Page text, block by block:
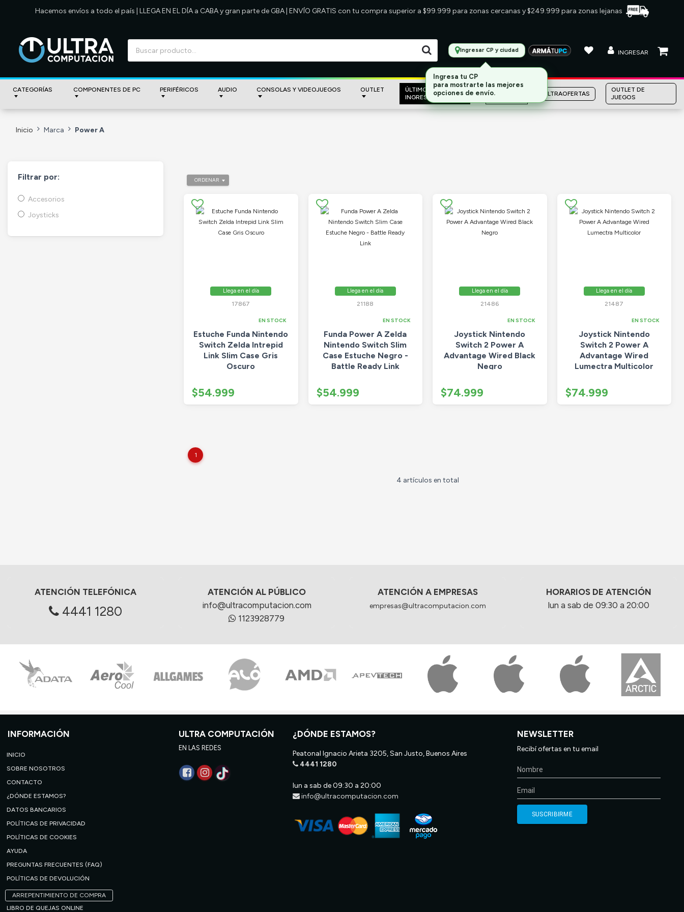
Hacemos envíos a todo el país | LLEGA EN EL DÍA a CABA y gran parte de GBA | ENVÍO GRATIS con tu compra superior a $99.999 para zonas cercanas y $249.999 para zonas lejanas
Ingresar CP y ciudad INGRESAR
CATEGORÍAS COMPONENTES DE PC PERIFÉRICOS AUDIO CONSOLAS Y VIDEOJUEGOS OUTLET
ÚLTIMOS
INGRESOS
MARCAS
ULTRAOFERTAS
OUTLET DE
JUEGOS
Inicio Marca Power A
Filtrar por:
Accesorios
Joysticks
ORDENAR
Llega en el día
17867
EN STOCK
Estuche Funda Nintendo
Switch Zelda Intrepid
Link Slim Case Gris
Oscuro
$54.999
Llega en el día
21188
EN STOCK
Funda Power A Zelda
Nintendo Switch Slim
Case Estuche Negro -
Battle Ready Link
$54.999
Llega en el día
21486
EN STOCK
Joystick Nintendo
Switch 2 Power A
Advantage Wired Black
Negro
$74.999
Llega en el día
21487
EN STOCK
Joystick Nintendo
Switch 2 Power A
Advantage Wired
Lumectra Multicolor
$74.999
1
4 artículos en total
ATENCIÓN TELEFÓNICA
4441 1280
ATENCIÓN AL PÚBLICO
info@ultracomputacion.com
1123928779
ATENCIÓN A EMPRESAS
empresas@ultracomputacion.com
HORARIOS DE ATENCIÓN
lun a sab de 09:30 a 20:00
INFORMACIÓN
INICIO
SOBRE NOSOTROS
CONTACTO
¿DÓNDE ESTAMOS?
DATOS BANCARIOS
POLÍTICAS DE PRIVACIDAD
POLÍTICAS DE COOKIES
AYUDA
PREGUNTAS FRECUENTES (FAQ)
POLÍTICAS DE DEVOLUCIÓN
ARREPENTIMIENTO DE COMPRA
LIBRO DE QUEJAS ONLINE
ULTRA COMPUTACIÓN
EN LAS REDES
¿DÓNDE ESTAMOS?
Peatonal Ignacio Arieta 3205, San Justo, Buenos Aires
4441 1280
lun a sab de 09:30 a 20:00
info@ultracomputacion.com
NEWSLETTER
Recibí ofertas en tu email
Ingresa tu CP
para mostrarte las mejores
opciones de envío.